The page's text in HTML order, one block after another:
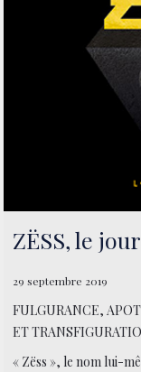
ZËSS, le
29 septembre 2019
FULGURANCE,
ET
« Zëss », le nom lui-